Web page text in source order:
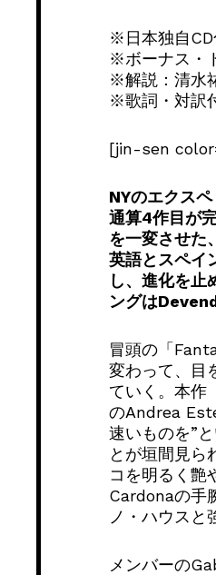
※日本独自CD
※ボーナス・
※解説：清水
※歌詞・対訳
[jin-sen
NYのエクス
通算4作目が
を一変させた、
英語とスペイ
し、 進化を止
ングは
冒頭の「
変わって、 目
ていく。本作
のAndrea
速いものを”
とが垣間見ら
コを明るく艶
Cardonaの手
ノ・ ハウスと
メンバーの